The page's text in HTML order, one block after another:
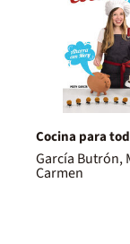
Cocina para
García Butrón,
Carmen